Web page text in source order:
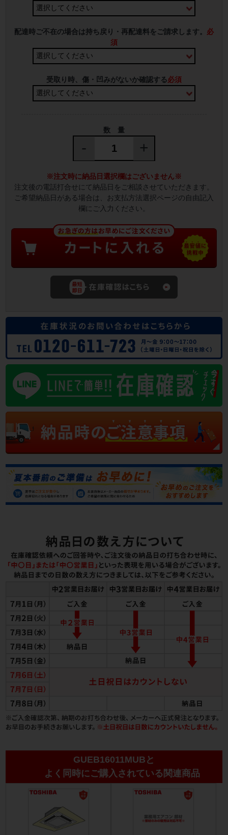
配達時ご不在の場合は持ち戻り・再配達料をご請求します。 必
須
受取り時、傷・凹みがないか確認する必須
数 量
- +
※注文時に納品日選択欄はございません※
注文後の電話打合せにて納品日をご相談させていただきます。
ご希望納品日がある場合は、お支払方法選択ページの自由記入
欄にご入力ください。
GUEB16011MUBと
よく同時にご購入されている関連商品